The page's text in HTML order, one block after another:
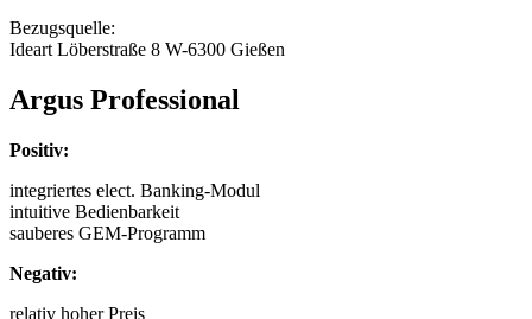
Bezugsquelle:
Ideart Löberstraße 8 W-6300 Gießen
Argus Professional
Positiv:
integriertes elect. Banking-Modul
intuitive Bedienbarkeit
sauberes GEM-Programm
Negativ:
relativ hoher Preis